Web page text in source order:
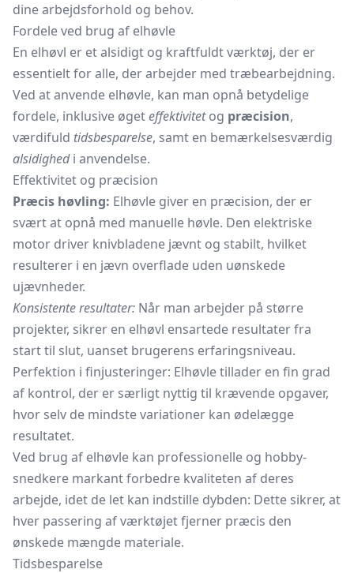
dine arbejdsforhold og behov.
Fordele ved brug af elhøvle
En elhøvl er et alsidigt og kraftfuldt værktøj, der er
essentielt for alle, der arbejder med træbearbejdning.
Ved at anvende elhøvle, kan man opnå betydelige
fordele, inklusive øgeteffektivitetog præcision,
værdifuld tidsbesparelse, samt en bemærkelsesværdig
alsidighedi anvendelse.
Effektivitet og præcision
Præcis høvling: Elhøvle giver en præcision, der er
svært at opnå med manuelle høvle. Den elektriske
motor driver knivbladene jævnt og stabilt, hvilket
resulterer i en jævn overflade uden uønskede
ujævnheder.
Konsistente resultater: Når man arbejder på større
projekter, sikrer en elhøvl ensartede resultater fra
start til slut, uanset brugerens erfaringsniveau.
Perfektion i finjusteringer: Elhøvle tillader en fin grad
af kontrol, der er særligt nyttig til krævende opgaver,
hvor selv de mindste variationer kan ødelægge
resultatet.
Ved brug af elhøvle kan professionelle og hobby-
snedkere markant forbedre kvaliteten af deres
arbejde, idet de let kan indstille dybden: Dette sikrer, at
hver passering af værktøjet fjerner præcis den
ønskede mængde materiale.
Tidsbesparelse